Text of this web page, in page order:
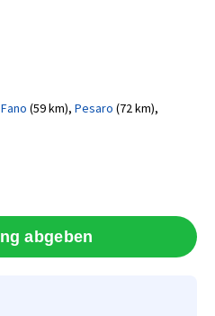
Fano (59 km), Pesaro (72 km),